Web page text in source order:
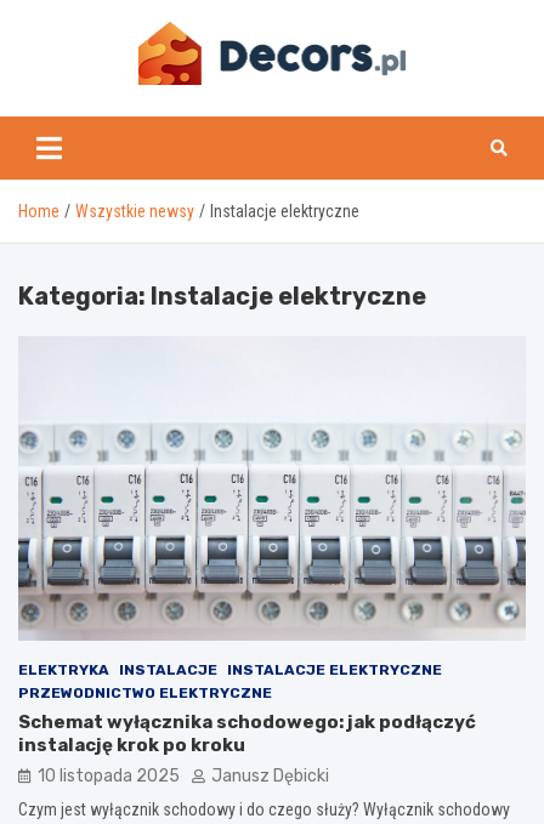
www.decors.pl
Home Wszystkie newsy Instalacje elektryczne
Kategoria: Instalacje elektryczne
ELEKTRYKA INSTALACJE
INSTALACJE ELEKTRYCZNE
PRZEWODNICTWO ELEKTRYCZNE
Schemat wyłącznika schodowego: jak podłączyć
instalację krok po kroku
10 listopada 2025 Janusz Dębicki
Czym jest wyłącznik schodowy i do czego służy? Wyłącznik schodowy